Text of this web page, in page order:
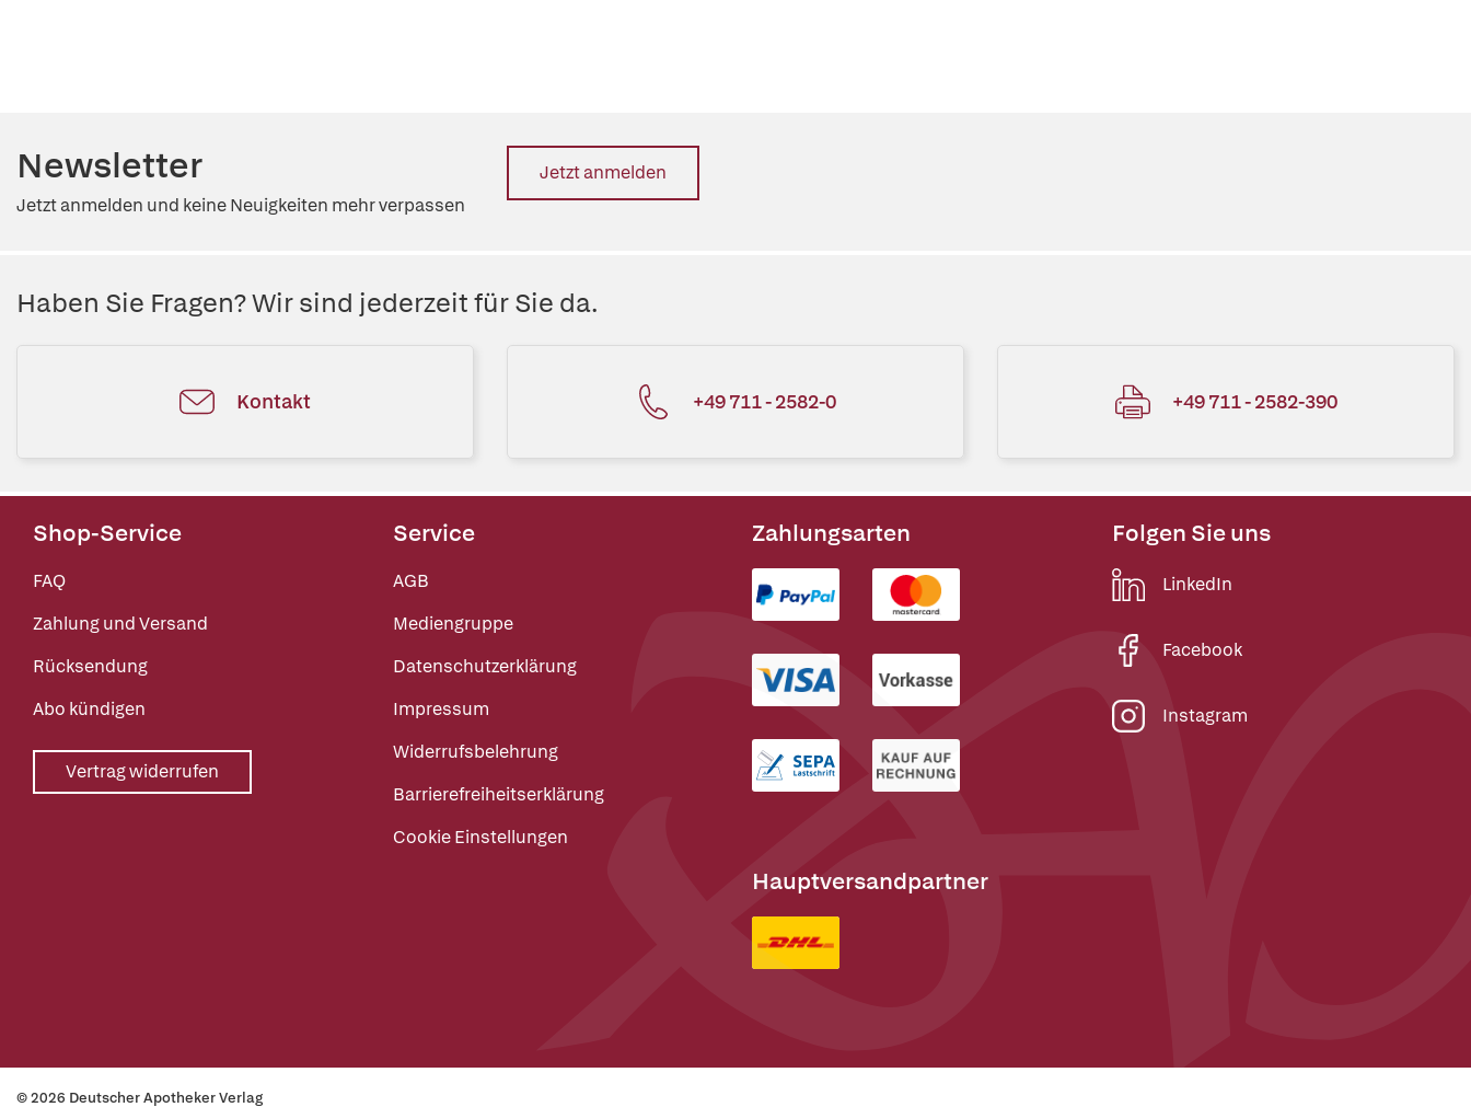
Newsletter
Jetzt anmelden und keine Neuigkeiten mehr verpassen
Jetzt anmelden
Haben Sie Fragen? Wir sind jederzeit für Sie da.
Kontakt +49 711 - 2582-0 +49 711 - 2582-390
Shop-Service
FAQ
Zahlung und Versand
Rücksendung
Abo kündigen
Vertrag widerrufen
Service
AGB
Mediengruppe
Datenschutzerklärung
Impressum
Widerrufsbelehrung
Barrierefreiheitserklärung
Cookie Einstellungen
Zahlungsarten
Hauptversandpartner
Folgen Sie uns
LinkedIn
Facebook
Instagram
© 2026 Deutscher Apotheker Verlag